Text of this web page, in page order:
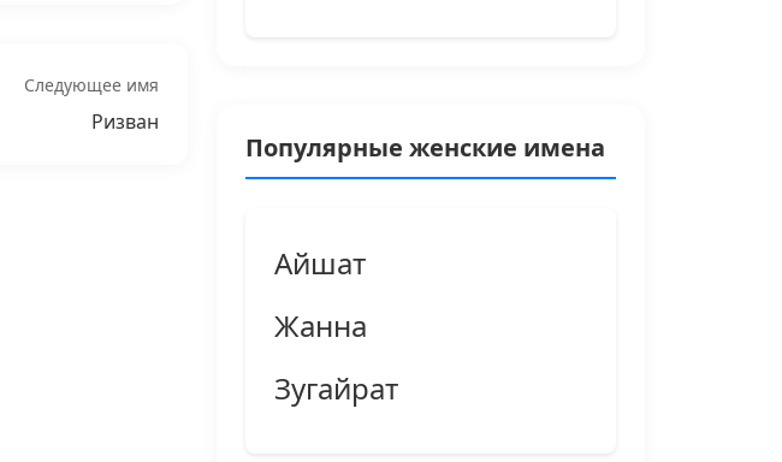
Следующее имя
Ризван
Популярные женские имена
Айшат
Жанна
Зугайрат